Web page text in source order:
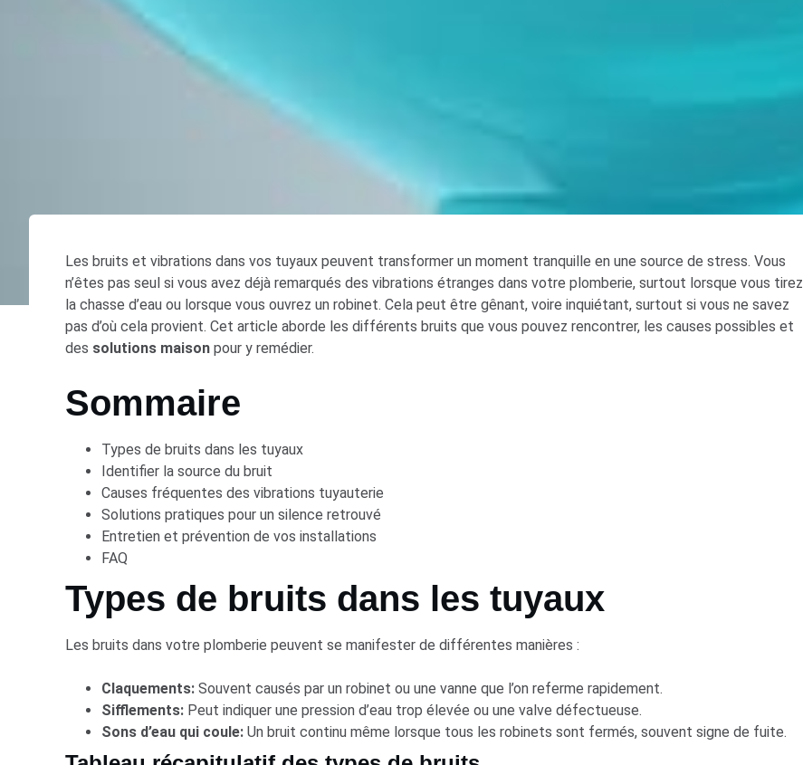
Les bruits et vibrations dans vos tuyaux peuvent transformer un moment tranquille en une source de stress. Vous
n’êtes pas seul si vous avez déjà remarqués des vibrations étranges dans votre plomberie, surtout lorsque vous tirez
la chasse d’eau ou lorsque vous ouvrez un robinet. Cela peut être gênant, voire inquiétant, surtout si vous ne savez
pas d’où cela provient. Cet article aborde les différents bruits que vous pouvez rencontrer, les causes possibles et
des solutions maison pour y remédier.
Sommaire
Types de bruits dans les tuyaux
Identifier la source du bruit
Causes fréquentes des vibrations tuyauterie
Solutions pratiques pour un silence retrouvé
Entretien et prévention de vos installations
FAQ
Types de bruits dans les tuyaux
Les bruits dans votre plomberie peuvent se manifester de différentes manières :
Claquements: Souvent causés par un robinet ou une vanne que l’on referme rapidement.
Sifflements: Peut indiquer une pression d’eau trop élevée ou une valve défectueuse.
Sons d’eau qui coule: Un bruit continu même lorsque tous les robinets sont fermés, souvent signe de fuite.